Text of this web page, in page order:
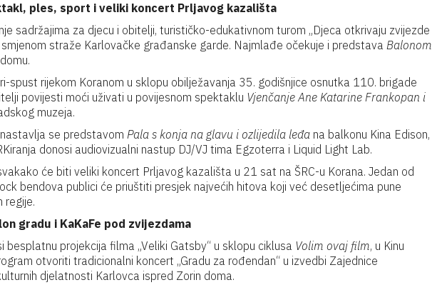
ples, sport i veliki koncert Prljavog kazališta
sadržajima za djecu i obitelji, turističko-edukativnom turom „Djeca otkrivaju zvijezde
straže Karlovačke građanske garde. Najmlađe očekuje i predstava Balonom
spust rijekom Koranom u sklopu obilježavanja 35. godišnjice osnutka 110. brigade
povijesti moći uživati u povijesnom spektaklu Vjenčanje Ane Katarine Frankopan i
muzeja.
se predstavom Pala s konja na glavu i ozlijedila leđa na balkonu Kina Edison,
donosi audiovizualni nastup DJ/VJ tima Egzoterra i Liquid Light Lab.
će biti veliki koncert Prljavog kazališta u 21 sat na ŠRC-u Korana. Jedan od
bendova publici će priuštiti presjek najvećih hitova koji već desetljećima pune
regije.
gradu i KaKaFe pod zvijezdama
besplatnu projekcija filma „Veliki Gatsby“ u sklopu ciklusa Volim ovaj film, u Kinu
otvoriti tradicionalni koncert „Gradu za rođendan“ u izvedbi Zajednice
djelatnosti Karlovca ispred Zorin doma.